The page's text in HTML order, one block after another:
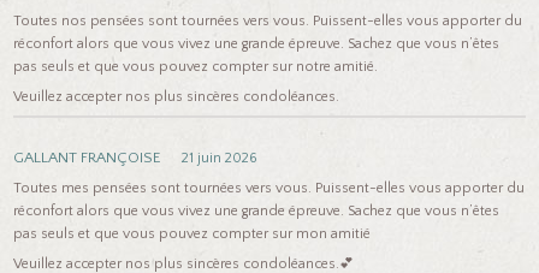
Toutes nos pensées sont tournées vers vous. Puissent-elles vous apporter du
réconfort alors que vous vivez une grande épreuve. Sachez que vous n’êtes
pas seuls et que vous pouvez compter sur notre amitié.
Veuillez accepter nos plus sincères condoléances.
GALLANT FRANÇOISE
21 juin 2026
Toutes mes pensées sont tournées vers vous. Puissent-elles vous apporter du
réconfort alors que vous vivez une grande épreuve. Sachez que vous n’êtes
pas seuls et que vous pouvez compter sur mon amitié
Veuillez accepter nos plus sincères condoléances.💕